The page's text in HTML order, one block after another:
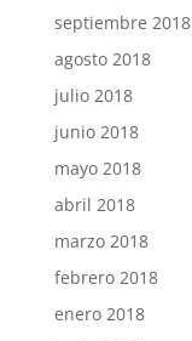
septiembre 2018
agosto 2018
julio 2018
junio 2018
mayo 2018
abril 2018
marzo 2018
febrero 2018
enero 2018